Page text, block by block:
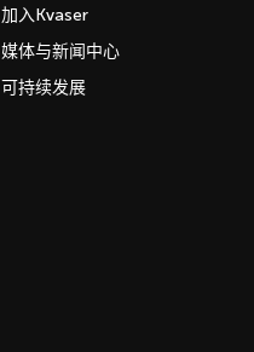
加入Kvaser
媒体与新闻中心
可持续发展